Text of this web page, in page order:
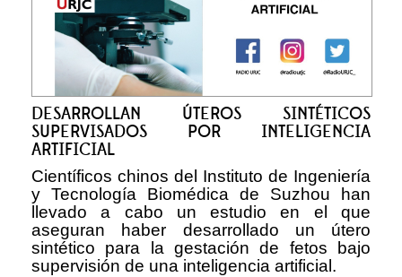
DESARROLLAN ÚTEROS SINTÉTICOS
SUPERVISADOS POR INTELIGENCIA
ARTIFICIAL
Científicos chinos del Instituto de Ingeniería
y Tecnología Biomédica de Suzhou han
llevado a cabo un estudio en el que
aseguran haber desarrollado un útero
sintético para la gestación de fetos bajo
supervisión de una inteligencia artificial.